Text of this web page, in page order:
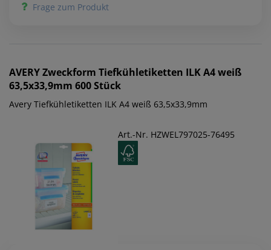
Frage zum Produkt
AVERY Zweckform Tiefkühletiketten ILK A4 weiß
63,5x33,9mm 600 Stück
Avery Tiefkühletiketten ILK A4 weiß 63,5x33,9mm
Art.-Nr. HZWEL797025-76495